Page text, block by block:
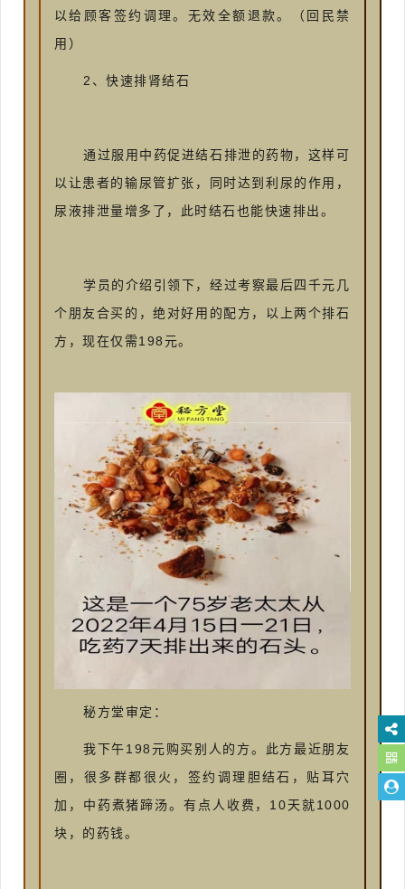
以给顾客签约调理。无效全额退款。（回民禁
用）
2 、快速排肾结石
通过服用中药促进结石排泄的药物，这样可
以让患者的输尿管扩张，同时达到利尿的作用，
尿液排泄量增多了，此时结石也能快速排出。
学员的介绍引领下，经过考察最后四千元几
个朋友合买的，绝对好用的配方，以上两个排石
方，现在仅需 198 元。
秘方堂审定：
我下午 198 元购买别人的方。此方最近朋友
圈，很多群都很火，签约调理胆结石，贴耳穴
加，中药煮猪蹄汤。有点人收费， 10 天就 1000
块，的药钱。